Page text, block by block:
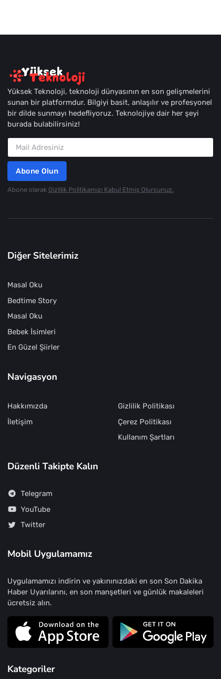
Yüksek Teknoloji, teknoloji dünyasının en son gelişmelerini
sunan bir platformdur. Bilgiyi basit, anlaşılır ve profesyonel
bir dilde sunmayı hedefliyoruz. Teknolojiye dair her şeyi
burada bulabilirsiniz!
Abone Olun
Abone olarak Gizlilik Politikamızı Kabul Etmiş Olursunuz.
Diğer Sitelerimiz
Masal Oku
Bedtime Story
Masal Oku
Bebek İsimleri
En Güzel Şiirler
Navigasyon
Hakkımızda
İletişim
Gizlilik Politikası
Çerez Politikası
Kullanım Şartları
Düzenli Takipte Kalın
Telegram
YouTube
Twitter
Mobil Uygulamamız
Uygulamamızı indirin ve yakınınızdaki en son Son Dakika
Haber Uyarılarını, en son manşetleri ve günlük makaleleri
ücretsiz alın.
Kategoriler